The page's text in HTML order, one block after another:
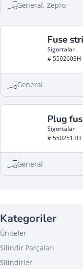
General, Zepro
Fuse
Sigortalar
# 5502603H
General
Plug
Sigortalar
# 5502513H
General
Kategoriler
Üniteler
Silindir Parçaları
Silindirler